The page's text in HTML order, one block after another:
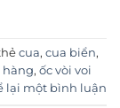
cua, cua biển,
hàng, ốc vòi voi
lại một bình luận